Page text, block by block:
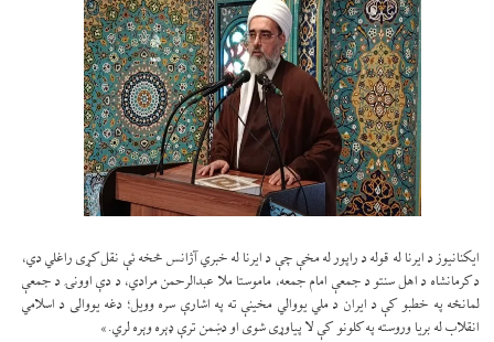
ایکنانیوز د ایرنا له قوله د راپور له مخې چې د ایرنا له خبري آژانس څخه ئې نقل کړی راغلي دي،
د کرمانشاه د اهل سنتو د جمعې امام جمعه، ماموستا ملا عبدالرحمن مرادي، د دې اوونۍ د جمعې
لمانځه په خطبو کې د ایران د ملي یووالي مخینې ته په اشارې سره وویل؛ دغه یووالی د اسلامي
انقلاب له بریا وروسته په کلونو کې لا پیاوړی شوی او دښمن ترې ډېره وېره لري.»